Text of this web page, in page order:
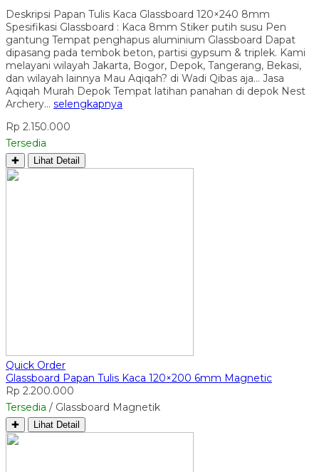
Deskripsi Papan Tulis Kaca Glassboard 120×240 8mm
Spesifikasi Glassboard : Kaca 8mm Stiker putih susu Pen
gantung Tempat penghapus aluminium Glassboard Dapat
dipasang pada tembok beton, partisi gypsum & triplek. Kami
melayani wilayah Jakarta, Bogor, Depok, Tangerang, Bekasi,
dan wilayah lainnya Mau Aqiqah? di Wadi Qibas aja… Jasa
Aqiqah Murah Depok Tempat latihan panahan di depok Nest
Archery… selengkapnya
Rp 2.150.000
Tersedia
✚ Lihat Detail
Quick Order
Glassboard Papan Tulis Kaca 120×200 6mm Magnetic
Rp 2.200.000
Tersedia / Glassboard Magnetik
✚ Lihat Detail